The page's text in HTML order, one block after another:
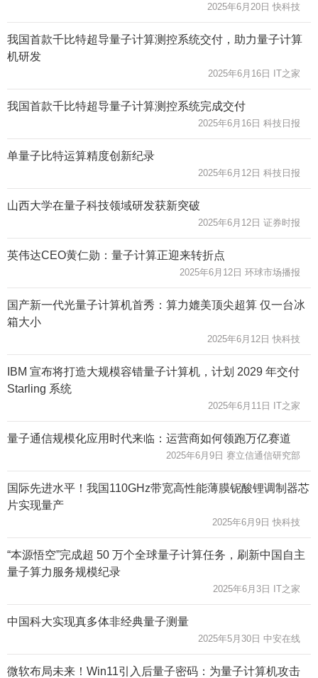
2025年6月20日 快科技
我国首款千比特超导量子计算测控系统交付，助力量子计算
机研发
2025年6月16日 IT之家
我国首款千比特超导量子计算测控系统完成交付
2025年6月16日 科技日报
单量子比特运算精度创新纪录
2025年6月12日 科技日报
山西大学在量子科技领域研发获新突破
2025年6月12日 证券时报
英伟达CEO黄仁勋：量子计算正迎来转折点
2025年6月12日 环球市场播报
国产新一代光量子计算机首秀：算力媲美顶尖超算 仅一台冰
箱大小
2025年6月12日 快科技
IBM 宣布将打造大规模容错量子计算机，计划 2029 年交付
Starling 系统
2025年6月11日 IT之家
量子通信规模化应用时代来临：运营商如何领跑万亿赛道
2025年6月9日 赛立信通信研究部
国际先进水平！我国110GHz带宽高性能薄膜铌酸锂调制器芯
片实现量产
2025年6月9日 快科技
“本源悟空”完成超 50 万个全球量子计算任务，刷新中国自主
量子算力服务规模纪录
2025年6月3日 IT之家
中国科大实现真多体非经典量子测量
2025年5月30日 中安在线
微软布局未来！Win11引入后量子密码：为量子计算机攻击